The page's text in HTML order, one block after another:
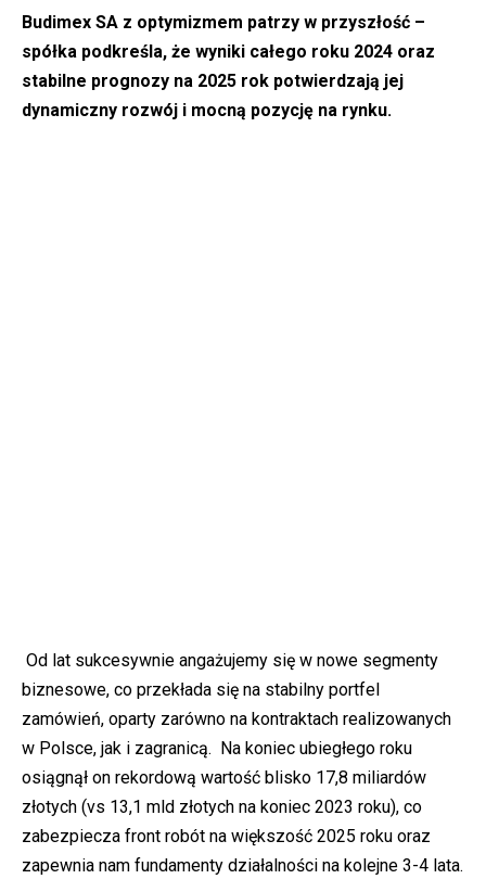
Budimex SA z optymizmem patrzy w przyszłość –
spółka podkreśla, że ‎wyniki całego roku 2024 oraz
stabilne prognozy na 2025 rok ‎potwierdzają jej
dynamiczny rozwój i mocną pozycję na rynku.‎
Od lat sukcesywnie angażujemy się w ‎nowe segmenty
biznesowe, co ‎przekłada się na stabilny portfel
‎zamówień, oparty zarówno na ‎kontraktach realizowanych
w Polsce, jak i zagranicą. ‎Na koniec ubiegłego ‎roku
osiągnął on rekordową wartość blisko 17,8 ‎miliardów
złotych (vs ‎‎13,1 mld złotych na koniec 2023 roku), co
zabezpiecza front robót na ‎większość 2025 roku oraz
‎zapewnia nam fundamenty działalności na ‎kolejne 3-4 lata.